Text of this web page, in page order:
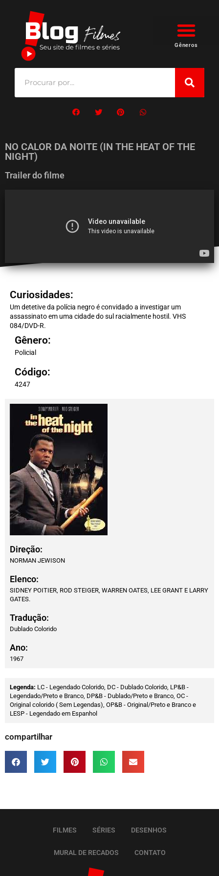
Gêneros
NO CALOR DA NOITE (IN THE HEAT OF THE
NIGHT)
Trailer do filme
Curiosidades:
Um detetive da polícia negro é convidado a investigar um
assassinato em uma cidade do sul racialmente hostil. VHS
084/DVD-R.
Gênero:
Policial
Código:
4247
Direção:
NORMAN JEWISON
Elenco:
SIDNEY POITIER, ROD STEIGER, WARREN OATES, LEE GRANT E LARRY
GATES.
Tradução:
Dublado Colorido
Ano:
1967
Legenda: LC - Legendado Colorido, DC - Dublado Colorido, LP&B -
Legendado/Preto e Branco, DP&B - Dublado/Preto e Branco, OC -
Original colorido ( Sem Legendas), OP&B - Original/Preto e Branco e
LESP - Legendado em Espanhol
compartilhar
FILMES SÉRIES DESENHOS
MURAL DE RECADOS CONTATO